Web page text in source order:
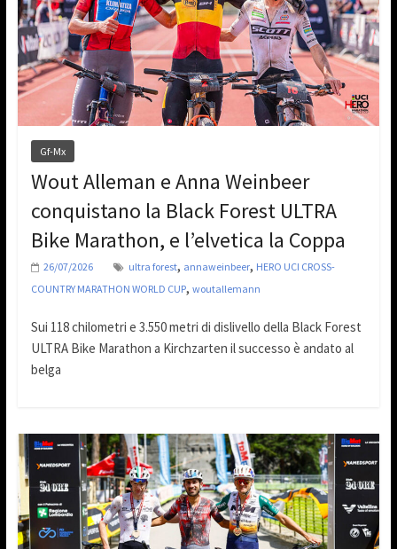
Gf-Mx
Wout Alleman e Anna Weinbeer
conquistano la Black Forest ULTRA
Bike Marathon, e l’elvetica la Coppa
26/07/2026 ultra forest, annaweinbeer, HERO UCI CROSS-
COUNTRY MARATHON WORLD CUP, woutallemann
Sui 118 chilometri e 3.550 metri di dislivello della Black Forest
ULTRA Bike Marathon a Kirchzarten il successo è andato al
belga